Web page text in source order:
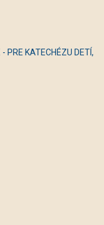
PRE KATECHÉZU DETÍ,